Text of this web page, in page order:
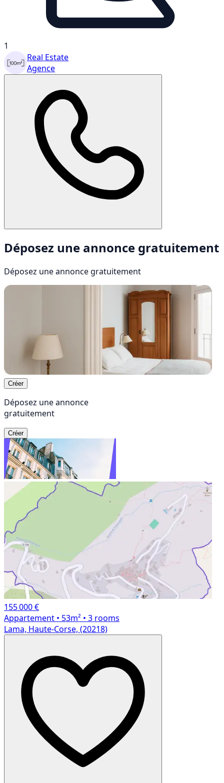
1
Real Estate
Agence
Déposez une annonce gratuitement
Déposez une annonce gratuitement
Créer
Déposez une annonce
gratuitement
Créer
155 000 €
Appartement • 53m² • 3 rooms
Lama, Haute-Corse, (20218)